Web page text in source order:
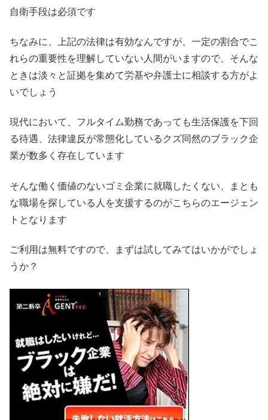
自衛手段は必須です
ちなみに、上記の法律は有効なんですが、一定の割合でこ
れらの重要性を理解していない人間がいますので、そんな
ときは淡々と証拠を集めて労基や弁護士に相談する方がよ
いでしょう
現代において、フルタイム勤務であっても生活保護を下回
る待遇、法律違反が常態化しているクズ同然のブラック企
業が数多く存在しています
そんな働く価値のないゴミ企業に就職したくない、まとも
な職場を探している人を支援するのがこちらのエージェン
トとなります
ご利用は無料ですので、まずは試してみてはいかがでしょ
うか？